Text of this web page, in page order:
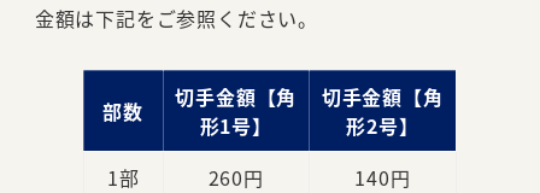
金額は下記をご参照ください。
部数
切手金額【角
形1号】
切手金額【角
形2号】
1部
260円
140円